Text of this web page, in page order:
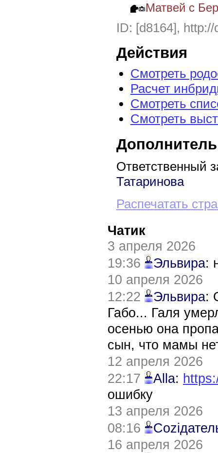
Матвей с
ID: [d8164],
Действия
Смотреть
Расчет
Смотреть
Смотреть
Ответственный
Татаринова
Распечатать
Чатик
3 апреля 2026
19:36
Эльвира:
10 апреля 2026
12:22
Эльвира:
Габо... Галя
осенью она
сын, что мамы
12 апреля 2026
22:17
Alla:
ошибку
13 апреля 2026
08:16
16 апреля 2026